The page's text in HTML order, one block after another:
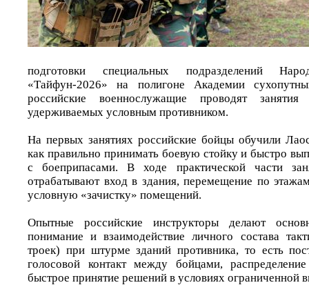
подготовки специальных подразделений
«Тайфун-2026» на полигоне Академии
российские военнослужащие проводят
удерживаемых условным противником.
На первых занятиях российские бойцы обучили
как правильно принимать боевую стойку и быстро
с боеприпасами. В ходе практической части
отрабатывают вход в здания, перемещение по
условную «зачистку» помещений.
Опытные российские инструкторы делают
понимание и взаимодействие личного состава
троек) при штурме зданий противника, то есть
голосовой контакт между бойцами,
быстрое принятие решений в условиях ограниченной